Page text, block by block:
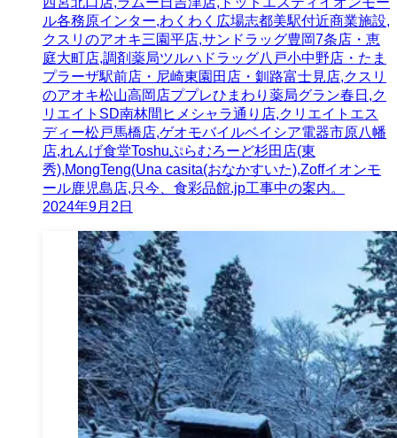
ル各務原インター,わくわく広場志都美駅付近商業施設,
クスリのアオキ三園平店,サンドラッグ豊岡7条店・恵
庭大町店,調剤薬局ツルハドラッグ八戸小中野店・たま
プラーザ駅前店・尼崎東園田店・釧路富士見店,クスリ
のアオキ松山高岡店ププレひまわり薬局グラン春日,ク
リエイトSD南林間ヒメシャラ通り店,クリエイトエス
ディー松戸馬橋店,ゲオモバイルベイシア電器市原八幡
店,れんげ食堂Toshuぷらむろーど杉田店(東
秀),MongTeng(Una casita(おなかすいた),Zoffイオンモ
ール鹿児島店,只今、食彩品館.jp工事中の案内。
2024年9月2日